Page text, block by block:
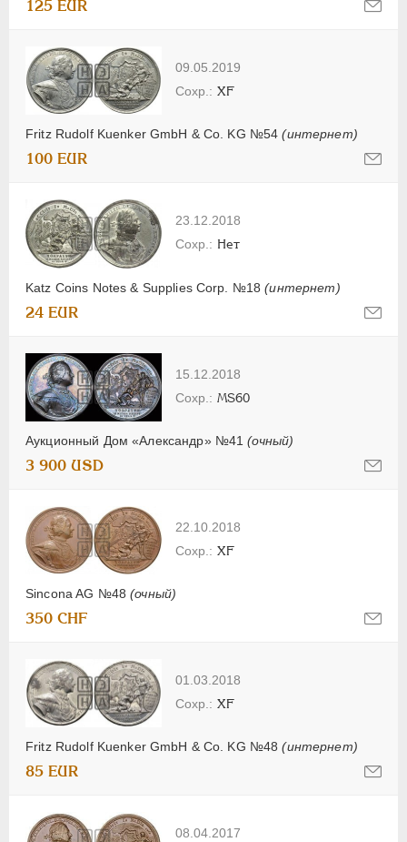
125 EUR
09.05.2019
Fritz Rudolf Kuenker GmbH & Co. KG №54(интернет)
XF
100 EUR
23.12.2018
Katz Coins Notes & Supplies Corp. №18(интернет)
Нет
24 EUR
15.12.2018
Аукционный Дом «Александр» №41(очный)
MS60
3 900 USD
22.10.2018
Sincona AG №48(очный)
XF
350 CHF
01.03.2018
Fritz Rudolf Kuenker GmbH & Co. KG №48(интернет)
XF
85 EUR
08.04.2017